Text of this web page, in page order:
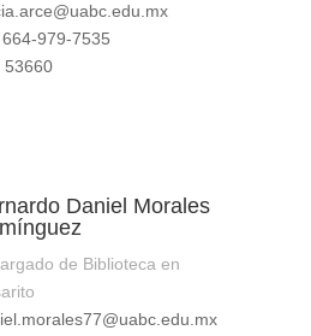
664-979-7535
53660
Daniel Morales
de Biblioteca en